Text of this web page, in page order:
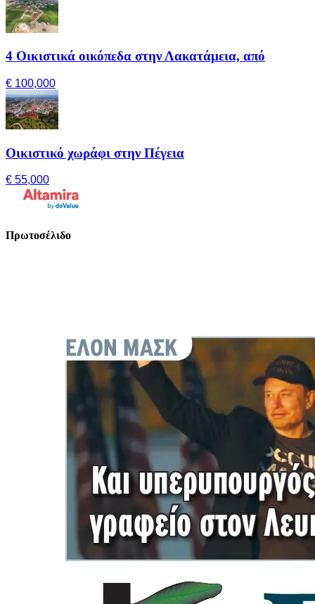
4 Οικιστικά οικόπεδα στην Λακατάμεια, από
€ 100,000
Οικιστικό χωράφι στην Πέγεια
€ 55,000
Πρωτοσέλιδο